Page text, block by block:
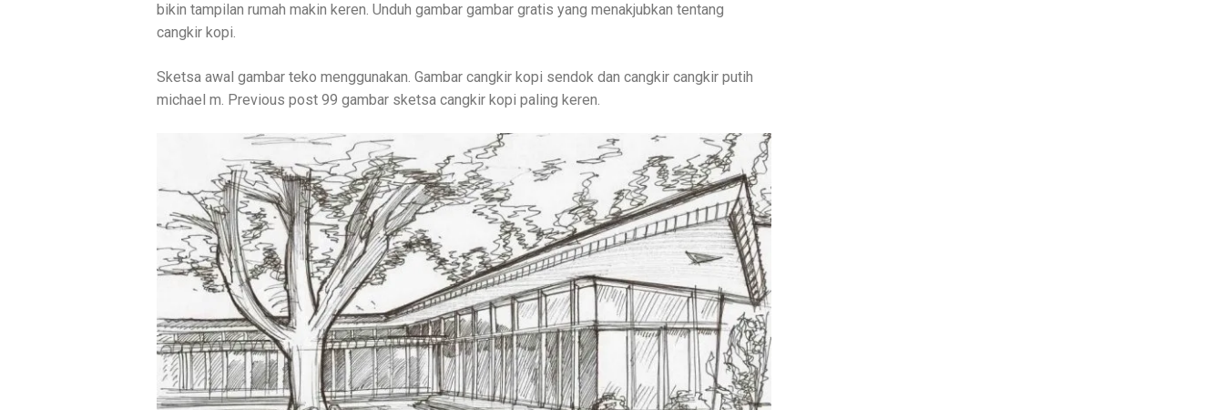
bikin tampilan rumah makin keren. Unduh gambar gambar gratis yang menakjubkan tentang
cangkir kopi.
Sketsa awal gambar teko menggunakan. Gambar cangkir kopi sendok dan cangkir cangkir putih
michael m. Previous post 99 gambar sketsa cangkir kopi paling keren.